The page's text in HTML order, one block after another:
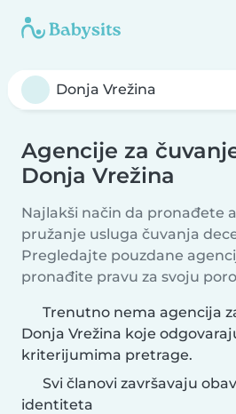
Agencije za
Donja Vrežina
Najlakši način da pronađete
pružanje usluga čuvanja
Pregledajte pouzdane
pronađite pravu za svoju
Trenutno nema agencija
Donja Vrežina koje
kriterijumima pretrage.
Svi članovi završavaju
identiteta